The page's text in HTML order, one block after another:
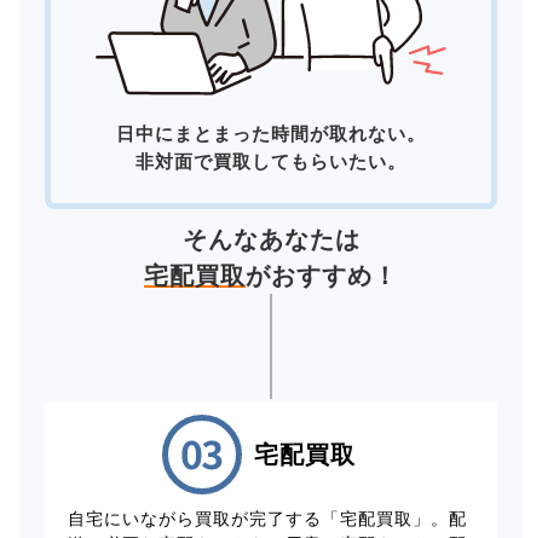
日中にまとまった時間が取れない。
非対面で買取してもらいたい。
そんなあなたは
宅配買取がおすすめ！
宅配買取
自宅にいながら買取が完了する「宅配買取」。配